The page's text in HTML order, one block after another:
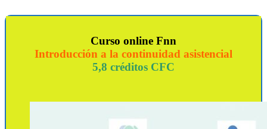
Curso online Fnn
Introducción a la continuidad asistencial
5,8 créditos CFC